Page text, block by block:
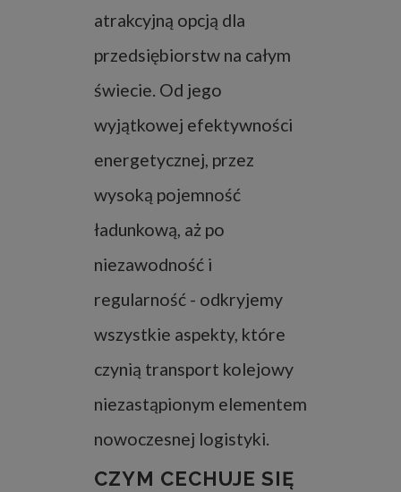
atrakcyjną opcją dla
przedsiębiorstw na całym
świecie. Od jego
wyjątkowej efektywności
energetycznej, przez
wysoką pojemność
ładunkową, aż po
niezawodność i
regularność - odkryjemy
wszystkie aspekty, które
czynią transport kolejowy
niezastąpionym elementem
nowoczesnej logistyki.
CZYM CECHUJE SIĘ